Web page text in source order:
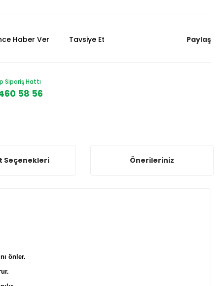
Haber Ver Tavsiye Et Paylaş
Sipariş Hattı
58 56
Seçenekleri Önerileriniz
önler.